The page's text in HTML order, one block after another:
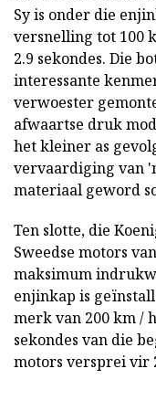
Sy is onder die
versnelling tot 100
2.9 sekondes. Die
interessante
verwoester
afwaartse druk
het kleiner as
vervaardiging van
materiaal geword
Ten slotte, die
Sweedse motors
maksimum
enjinkap is
merk van 200 km /
sekondes van die
motors versprei vir